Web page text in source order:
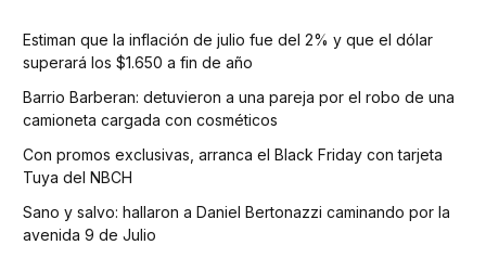
Estiman que la inflación de julio fue del 2% y que el dólar
superará los $1.650 a fin de año
Barrio Barberan: detuvieron a una pareja por el robo de una
camioneta cargada con cosméticos
Con promos exclusivas, arranca el Black Friday con tarjeta
Tuya del NBCH
Sano y salvo: hallaron a Daniel Bertonazzi caminando por la
avenida 9 de Julio